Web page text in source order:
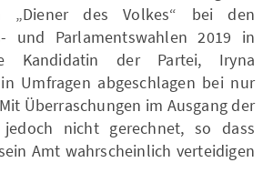
„Diener des Volkes“ bei den
und Parlamentswahlen 2019 in
Kandidatin der Partei, Iryna
Umfragen abgeschlagen bei nur
Überraschungen im Ausgang der
nicht gerechnet, so dass
Amt wahrscheinlich verteidigen